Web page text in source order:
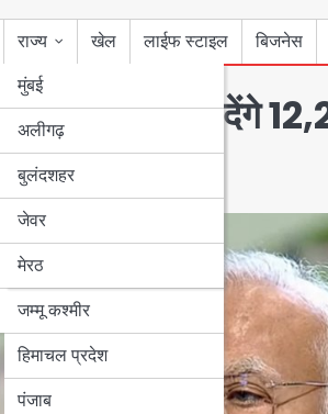
राज्य
मुंबई
उत्तर प्रदेश
अलीगढ़
बुलंदशहर
जेवर
मेरठ
बिहार
पंजाब
हरियाणा
जम्मू कश्मीर
हिमाचल प्रदेश
पंजाब
खेल लाईफ स्टाइल बिजनेस
दिल्ली को देंगे